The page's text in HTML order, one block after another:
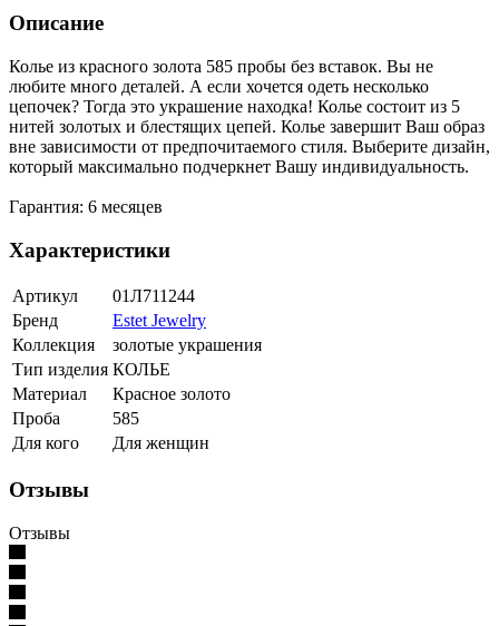
Описание
Колье из красного золота 585 пробы без вставок. Вы не
любите много деталей. А если хочется одеть несколько
цепочек? Тогда это украшение находка! Колье состоит из 5
нитей золотых и блестящих цепей. Колье завершит Ваш образ
вне зависимости от предпочитаемого стиля. Выберите дизайн,
который максимально подчеркнет Вашу индивидуальность.
Гарантия: 6 месяцев
Характеристики
Артикул
01Л711244
Бренд
Estet Jewelry
Коллекция
золотые украшения
Тип изделия КОЛЬЕ
Материал
Красное золото
Проба
585
Для кого
Для женщин
Отзывы
Отзывы